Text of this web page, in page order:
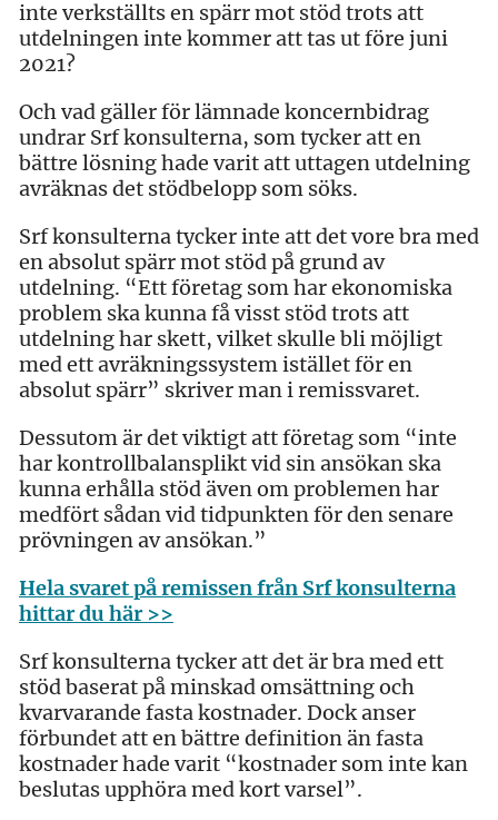
inte verkställts en spärr mot stöd trots att
utdelningen inte kommer att tas ut före juni
2021?
Och vad gäller för lämnade koncernbidrag
undrar Srf konsulterna, som tycker att en
bättre lösning hade varit att uttagen utdelning
avräknas det stödbelopp som söks.
Srf konsulterna tycker inte att det vore bra med
en absolut spärr mot stöd på grund av
utdelning. “Ett företag som har ekonomiska
problem ska kunna få visst stöd trots att
utdelning har skett, vilket skulle bli möjligt
med ett avräkningssystem istället för en
absolut spärr” skriver man i remissvaret.
Dessutom är det viktigt att företag som “inte
har kontrollbalansplikt vid sin ansökan ska
kunna erhålla stöd även om problemen har
medfört sådan vid tidpunkten för den senare
prövningen av ansökan.”
Hela svaret påremissen från Srf konsulterna
hittar du här >>
Srf konsulterna tycker att det är bra med ett
stöd baserat på minskad omsättning och
kvarvarande fasta kostnader. Dock anser
förbundet att en bättre definition än fasta
kostnader hade varit “kostnader som inte kan
beslutas upphöra med kort varsel”.